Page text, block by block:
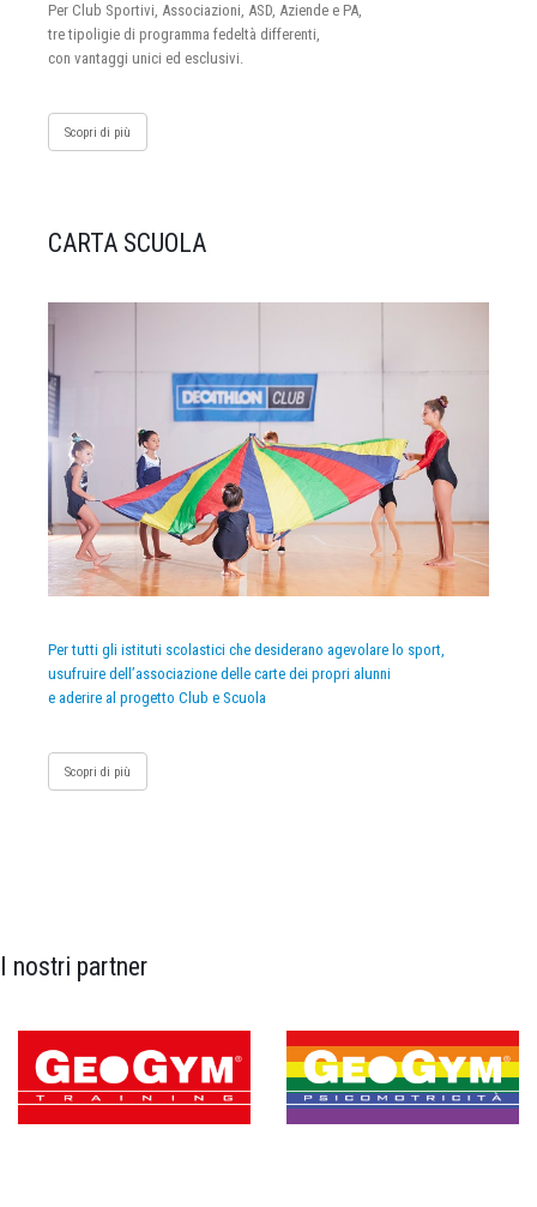
Per Club Sportivi, Associazioni, ASD, Aziende e PA,
tre tipoligie di programma fedeltà differenti,
con vantaggi unici ed esclusivi.
Scopri di più
CARTA SCUOLA
Per tutti gli istituti scolastici che desiderano agevolare lo sport,
usufruire dell’associazione delle carte dei propri alunni
e aderire al progetto Club e Scuola
Scopri di più
I nostri partner